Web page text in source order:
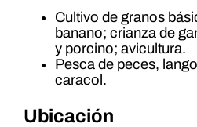
Cultivo de granos
banano; crianza de
y porcino; avicultura.
Pesca de peces,
caracol.
Ubicación